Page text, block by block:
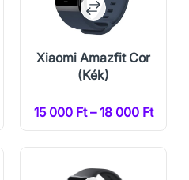
Xiaomi Amazfit Cor
(Kék)
15 000 Ft – 18 000 Ft